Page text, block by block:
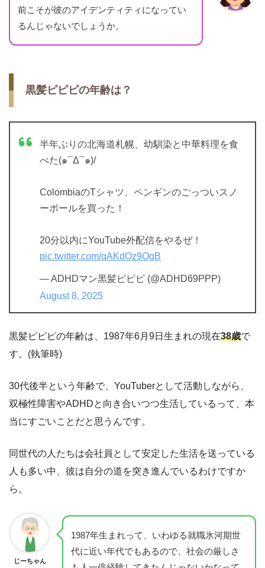
前こそが彼のアイデンティティになってい
るんじゃないでしょうか。
黒髪ピピピの年齢は？
半年ぶりの北海道札幌、幼馴染と中華料理を食
べた(๑¯Δ¯๑)/
ColombiaのTシャツ、ペンギンのごっついスノ
ーボールを買った！
20分以内にYouTube外配信をやるぜ！
pic.twitter.com/qAKdOz9OgB
— ADHDマン黒髪ピピピ (@ADHD69PPP)
August 8, 2025
黒髪ピピピの年齢は、1987年6月9日生まれの現在38歳で
す。(執筆時)
30代後半という年齢で、YouTuberとして活動しながら、
双極性障害やADHDと向き合いつつ生活しているって、本
当にすごいことだと思うんです。
同世代の人たちは会社員として安定した生活を送っている
人も多い中、彼は自分の道を突き進んでいるわけですか
ら。
じーちゃん
1987年生まれって、いわゆる就職氷河期世
代に近い年代でもあるので、社会の厳しさ